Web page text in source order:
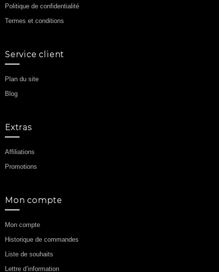
Politique de confidentialité
Termes et conditions
Service client
Plan du site
Blog
Extras
Affiliations
Promotions
Mon compte
Mon compte
Historique de commandes
Liste de souhaits
Lettre d’information